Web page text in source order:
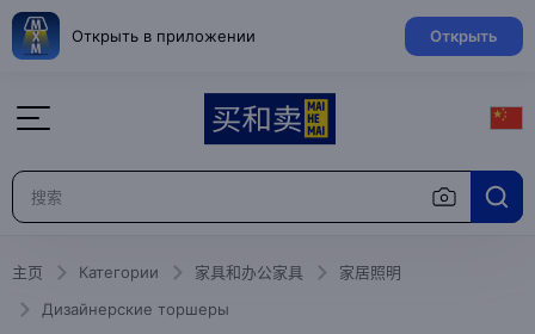
Открыть в приложении Открыть
主页 Категории 家具和办公家具
家居照明
Дизайнерские торшеры